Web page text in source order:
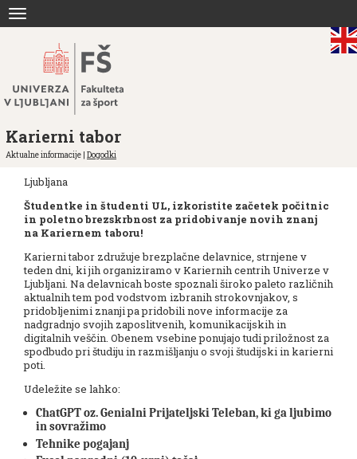
navigation
Karierni tabor
Aktualne informacije | Dogodki
Ljubljana
Študentke in študenti UL, izkoristite začetek počitnic
in poletno brezskrbnost za pridobivanje novih znanj
na Kariernem taboru!
Karierni tabor združuje brezplačne delavnice, strnjene v
teden dni, ki jih organiziramo v Kariernih centrih Univerze v
Ljubljani. Na delavnicah boste spoznali široko paleto različnih
aktualnih tem pod vodstvom izbranih strokovnjakov, s
pridobljenimi znanji pa pridobili nove informacije za
nadgradnjo svojih zaposlitvenih, komunikacijskih in
digitalnih veščin. Obenem vsebine ponujajo tudi priložnost za
spodbudo pri študiju in razmišljanju o svoji študijski in karierni
poti.
Udeležite se lahko:
ChatGPT oz. Genialni Prijateljski Teleban, ki ga ljubimo
in sovražimo
Tehnike pogajanj